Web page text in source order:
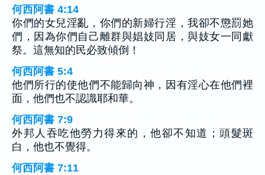
何西阿書 4:14
你們的女兒淫亂，你們的新婦行淫，我卻不懲罰她
們，因為你們自己離群與娼妓同居，與妓女一同獻
祭。這無知的民必致傾倒！
何西阿書 5:4
他們所行的使他們不能歸向神，因有淫心在他們裡
面，他們也不認識耶和華。
何西阿書 7:9
外邦人吞吃他勞力得來的，他卻不知道；頭髮斑
白，他也不覺得。
何西阿書 7:11